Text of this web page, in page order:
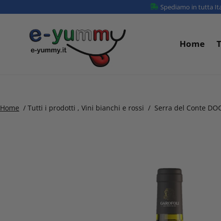
contenuti
Spediamo in tutta
Home
Home / Tutti i prodotti , Vini bianchi e rossi / Serra del Conte